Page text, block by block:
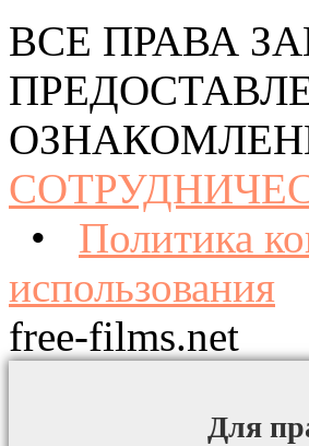
ВСЕ ПРАВА
• Политика
использования
free-films.net
Для